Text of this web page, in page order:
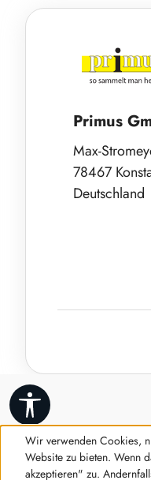
Primus
Max-
78467
Deutschland
Werkzeugleiste
Wir verwenden Cookies,
Website zu bieten. Wenn
akzeptieren" zu.